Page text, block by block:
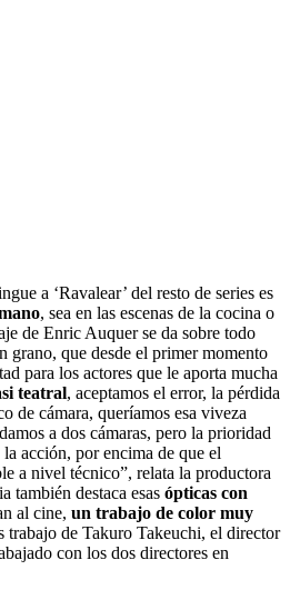
a ‘Ravalear’ del resto de series es
, sea en las escenas de la cocina o
de Enric Auquer se da sobre todo
grano, que desde el primer momento
para los actores que le aporta mucha
teatral, aceptamos el error, la pérdida
de cámara, queríamos esa viveza
a dos cámaras, pero la prioridad
acción, por encima de que el
a nivel técnico”, relata la productora
también destaca esas ópticas con
al cine, un trabajo de color muy
trabajo de Takuro Takeuchi, el director
con los dos directores en